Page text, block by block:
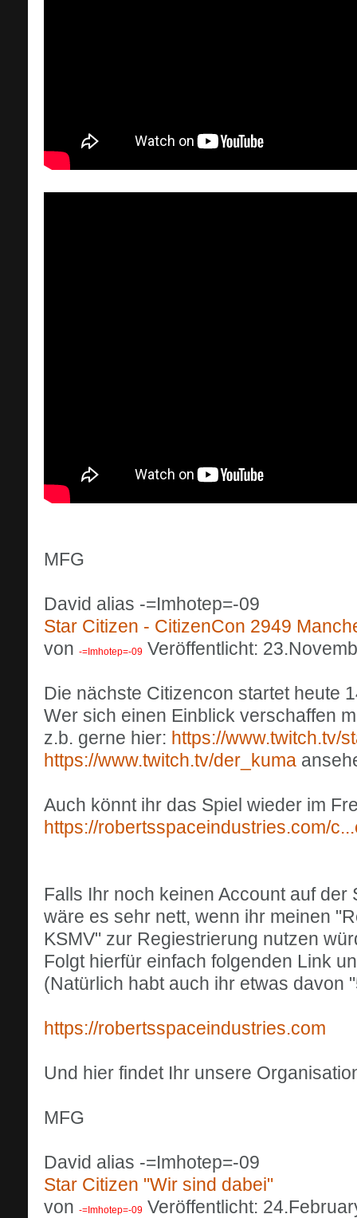
MFG
David alias -=Imhotep=-09
Star Citizen - CitizenCon 2949
von -=Imhotep=-09 Veröffentlicht:
Die nächste Citizencon startet heute
Wer sich einen Einblick verschaffen
z.b. gerne hier: https://www.twitch.tv/
https://www.twitch.tv/der_kuma
Auch könnt ihr das Spiel wieder im
https://robertsspaceindustries.com/
Falls Ihr noch keinen Account auf
wäre es sehr nett, wenn ihr meinen
KSMV" zur Regiestrierung nutzen
Folgt hierfür einfach folgenden Link
(Natürlich habt auch ihr etwas davon
https://robertsspaceindustries.com
Und hier findet Ihr unsere
MFG
David alias -=Imhotep=-09
Star Citizen "Wir sind dabei"
von -=Imhotep=-09 Veröffentlicht: